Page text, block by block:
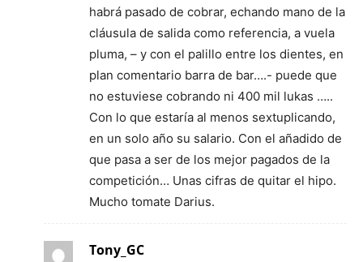
habrá pasado de cobrar, echando mano de la
cláusula de salida como referencia, a vuela
pluma, – y con el palillo entre los dientes, en
plan comentario barra de bar….- puede que
no estuviese cobrando ni 400 mil lukas …..
Con lo que estaría al menos sextuplicando,
en un solo año su salario. Con el añadido de
que pasa a ser de los mejor pagados de la
competición… Unas cifras de quitar el hipo.
Mucho tomate Darius.
Tony_GC